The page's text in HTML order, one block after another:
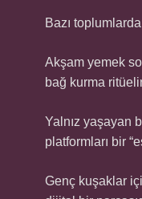
Bazı
Akşam yemek
bağ kurma
Yalnız yaşayan
platformları bir
Genç kuşaklar